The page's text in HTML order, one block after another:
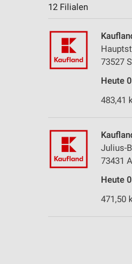
12 Filialen
73527
Heute
483,41
Julius-
73431
Heute
471,50